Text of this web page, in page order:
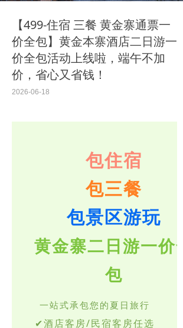
百态麒麟园
七彩滑道
激流飞渡
【499-住宿 三餐 黄金寨通票一
价全包】黄金本寨酒店二日游一
价全包活动上线啦，端午不加
价，省心又省钱！
包住宿
包三餐
包景区游玩
黄金寨二日游一价全
包
一站式承包您的夏日旅行
✔酒店客房/民宿客房任选
2026-06-18